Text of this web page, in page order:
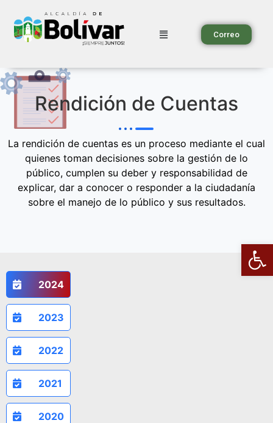
Correo
Rendición de Cuentas
La rendición de cuentas es un proceso mediante el cual
quienes toman decisiones sobre la gestión de lo
público, cumplen su deber y responsabilidad de
explicar, dar a conocer o responder a la ciudadanía
sobre el manejo de lo público y sus resultados.
2024
2023
2022
2021
2020